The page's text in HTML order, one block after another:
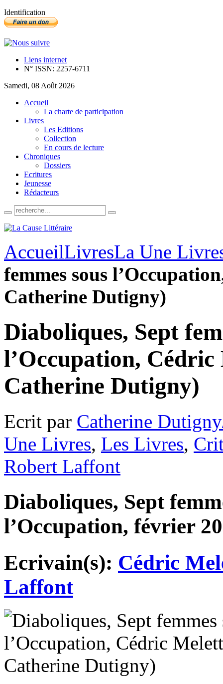
Identification
Liens internet
N° ISSN: 2257-6711
Samedi, 08 Août 2026
Accueil
La charte de participation
Livres
Les Editions
Collection
En cours de lecture
Chroniques
Dossiers
Ecritures
Jeunesse
Rédacteurs
AccueilLivresLa Une
femmes sous
Catherine Dutigny)
Diaboliques, Sept
l’Occupation,
Catherine Dutigny)
Ecrit par Catherine
Une Livres, Les Livres,
Robert Laffont
Diaboliques, Sept
l’Occupation, février
Ecrivain(s): Cédric
Laffont